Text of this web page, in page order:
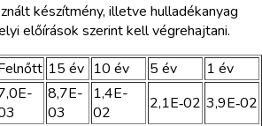
készítmény, illetve hulladékanyag
előírások szerint kell végrehajtani.
15 év 10 év 5 év
1 év
8,7E-
03
1,4E-
02
2,1E‑02 3,9E‑02